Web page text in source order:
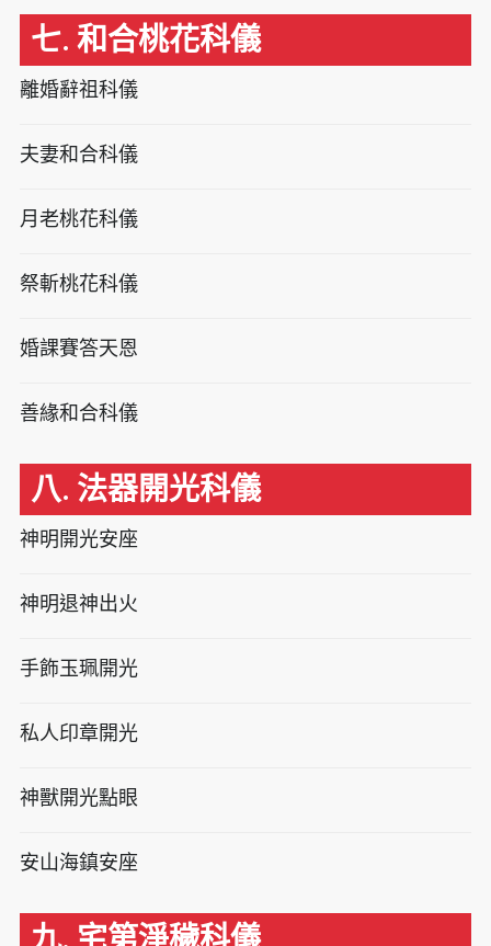
七. 和合桃花科儀
離婚辭祖科儀
夫妻和合科儀
月老桃花科儀
祭斬桃花科儀
婚課賽答天恩
善緣和合科儀
八. 法器開光科儀
神明開光安座
神明退神出火
手飾玉珮開光
私人印章開光
神獸開光點眼
安山海鎮安座